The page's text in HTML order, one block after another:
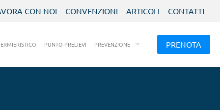
CON NOI CONVENZIONI ARTICOLI CONTATTI
PUNTO PRELIEVI PREVENZIONE PRENOTA